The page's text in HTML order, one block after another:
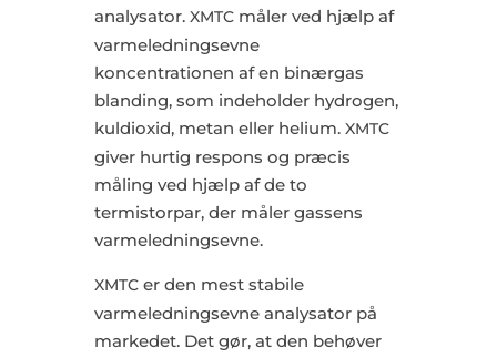
analysator. XMTCmåler ved hjælp af
varmeledningsevne
koncentrationen af en binærgas
blanding, som indeholder hydrogen,
kuldioxid, metan eller helium. XMTC
giver hurtig respons og præcis
måling ved hjælp af de to
termistorpar, der måler gassens
varmeledningsevne.
XMTCer den mest stabile
varmeledningsevne analysator på
markedet. Det gør, at den behøver